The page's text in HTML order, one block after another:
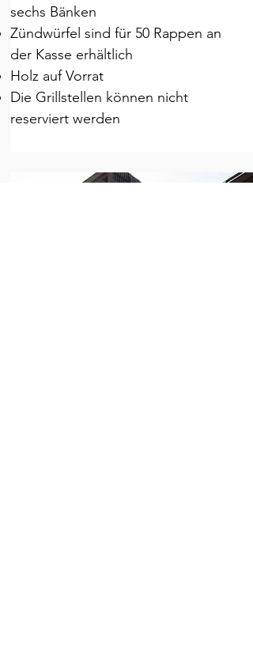
sechs Bänken
Zündwürfel sind für 50 Rappen an
der Kasse erhältlich
Holz auf Vorrat
Die Grillstellen können nicht
reserviert werden